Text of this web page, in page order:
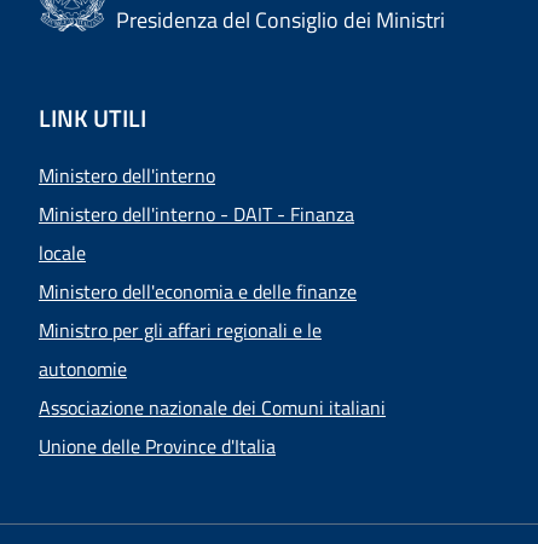
Presidenza del Consiglio dei Ministri
LINK UTILI
Ministero dell'interno
Ministero dell'interno - DAIT - Finanza
locale
Ministero dell'economia e delle finanze
Ministro per gli affari regionali e le
autonomie
Associazione nazionale dei Comuni italiani
Unione delle Province d'Italia